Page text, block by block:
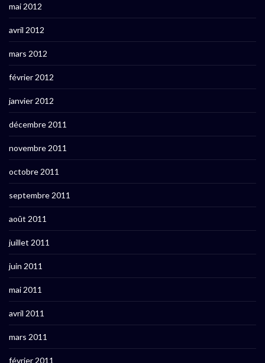
mai 2012
avril 2012
mars 2012
février 2012
janvier 2012
décembre 2011
novembre 2011
octobre 2011
septembre 2011
août 2011
juillet 2011
juin 2011
mai 2011
avril 2011
mars 2011
février 2011